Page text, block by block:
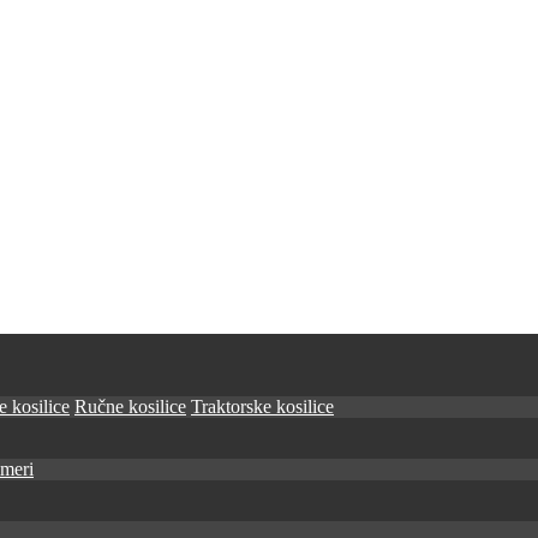
kosilice Ručne kosilice Traktorske kosilice